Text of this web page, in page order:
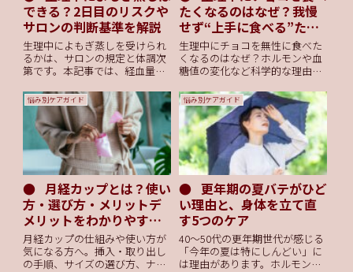
できる？2日目のリスクや
サロンの判断基準を解説
生理中によもぎ蒸しを受けられ
るかは、サロンの規定と体調次
第です。本記事では、経血量が
注意点、サロンが「不可」とす
る理由、終わりかけに受ける際
の対策を詳しく解説します。
「予約日に生理が重なった」と
悩む方は必読です。
たくなるのはなぜ？我慢
せず“上手に食べる”ため
の科学的アプローチ
生理中にチョコを無性に食べた
くなるのはなぜ？ホルモンや血
糖値の変化など科学的な理由を
付き合う方法も紹介します。
悩み別ケアガイド
方・選び方・メリットデ
メリットをわかりやすく
解説
月経カップの仕組みや使い方が
気になる方へ。挿入・取り出し
の手順、サイズの選び方、ナプ
悩み別ケアガイド
い理由と、身体を立て直
す5つのケア
40〜50代の更年期世代が感じる
「今年の夏は特にしんどい」に
は理由があります。ホルモン低